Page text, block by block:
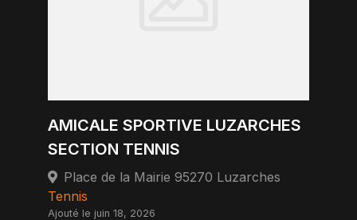
AMICALE SPORTIVE LUZARCHES
SECTION TENNIS
Place de la Mairie 95270 Luzarches
Tennis
Ajouté le juin 18, 2026